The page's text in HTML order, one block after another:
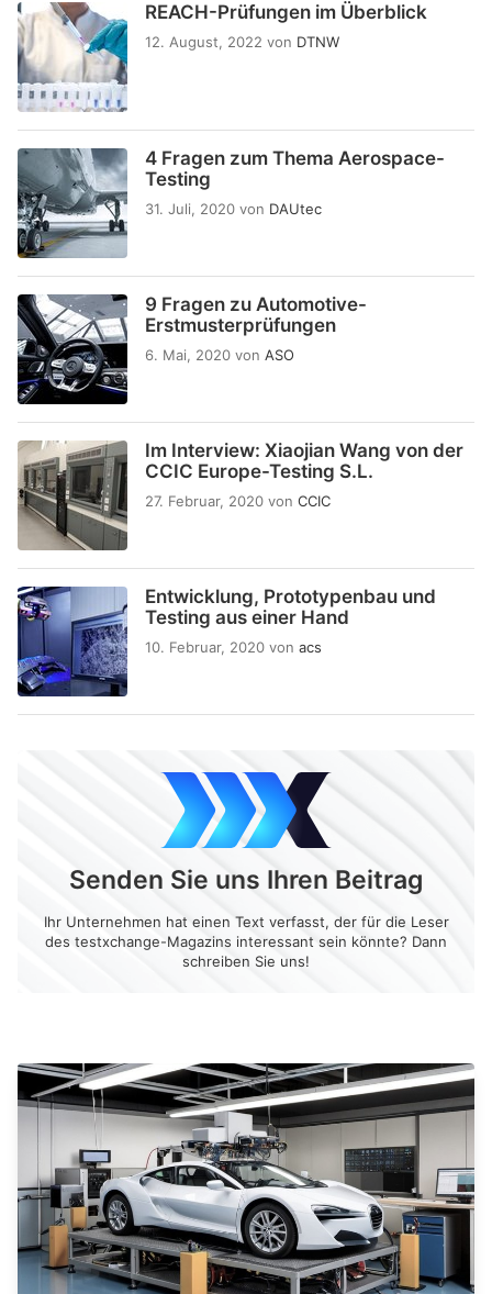
REACH-Prüfungen im Überblick
12. August, 2022 von DTNW
4 Fragen zum Thema Aerospace-
Testing
31. Juli, 2020 von DAUtec
9 Fragen zu Automotive-
Erstmusterprüfungen
6. Mai, 2020 von ASO
Im Interview: Xiaojian Wang von der
CCIC Europe-Testing S.L.
27. Februar, 2020 von CCIC
Entwicklung, Prototypenbau und
Testing aus einer Hand
10. Februar, 2020 von acs
Senden Sie uns Ihren Beitrag
Ihr Unternehmen hat einen Text verfasst, der für die Leser
des testxchange-Magazins interessant sein könnte? Dann
schreiben Sie uns!